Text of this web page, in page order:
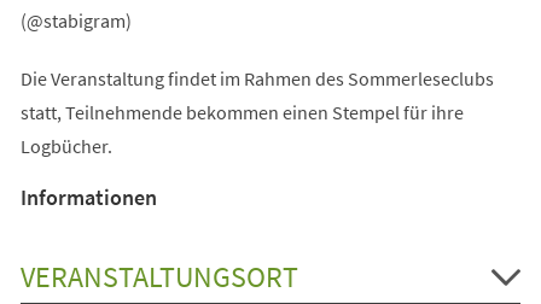
(@stabigram)
Die Veranstaltung findet im Rahmen des Sommerleseclubs
statt, Teilnehmende bekommen einen Stempel für ihre
Logbücher.
Informationen
VERANSTALTUNGSORT